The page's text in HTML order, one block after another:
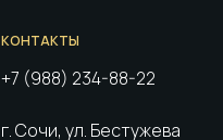
КОНТАКТЫ
+7 (988) 234-88-22
г. Сочи, ул. Бестужева